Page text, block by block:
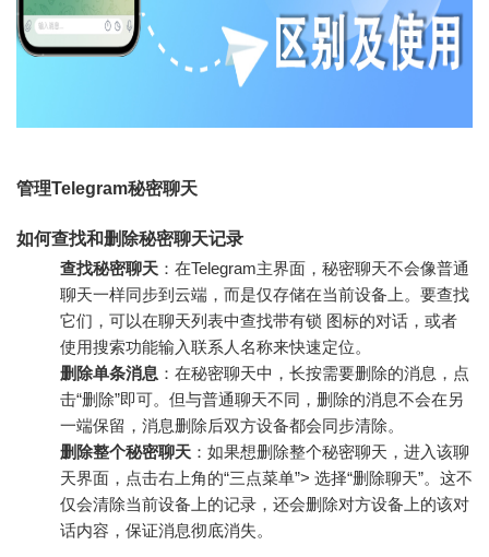
管理Telegram秘密聊天
如何查找和删除秘密聊天记录
查找秘密聊天 ：在Telegram主界面，秘密聊天不会像普通
聊天一样同步到云端，而是仅存储在当前设备上。要查找
它们，可以在聊天列表中查找带有锁 图标的对话，或者
使用搜索功能输入联系人名称来快速定位。
删除单条消息 ：在秘密聊天中，长按需要删除的消息，点
击“删除”即可。但与普通聊天不同，删除的消息不会在另
一端保留，消息删除后双方设备都会同步清除。
删除整个秘密聊天 ：如果想删除整个秘密聊天，进入该聊
天界面，点击右上角的“三点菜单”> 选择“删除聊天”。这不
仅会清除当前设备上的记录，还会删除对方设备上的该对
话内容，保证消息彻底消失。